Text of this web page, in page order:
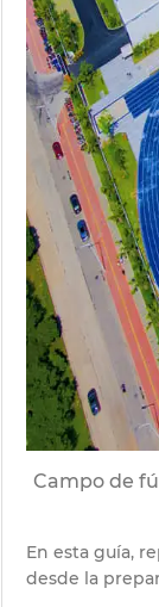
Campo de
En esta guía,
desde la